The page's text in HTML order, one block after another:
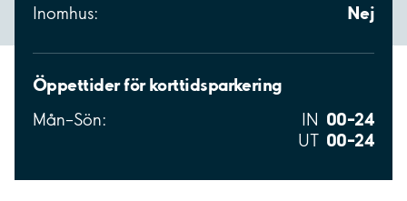
Inomhus: Nej
Öppettider för korttidsparkering
Mån–Sön: IN 00–24
UT 00–24